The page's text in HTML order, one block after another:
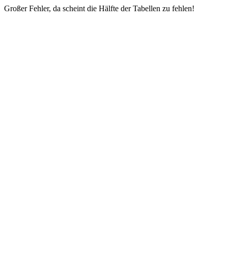
Großer Fehler, da scheint die Hälfte der Tabellen zu fehlen!